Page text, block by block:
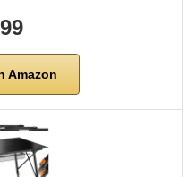
Amazon